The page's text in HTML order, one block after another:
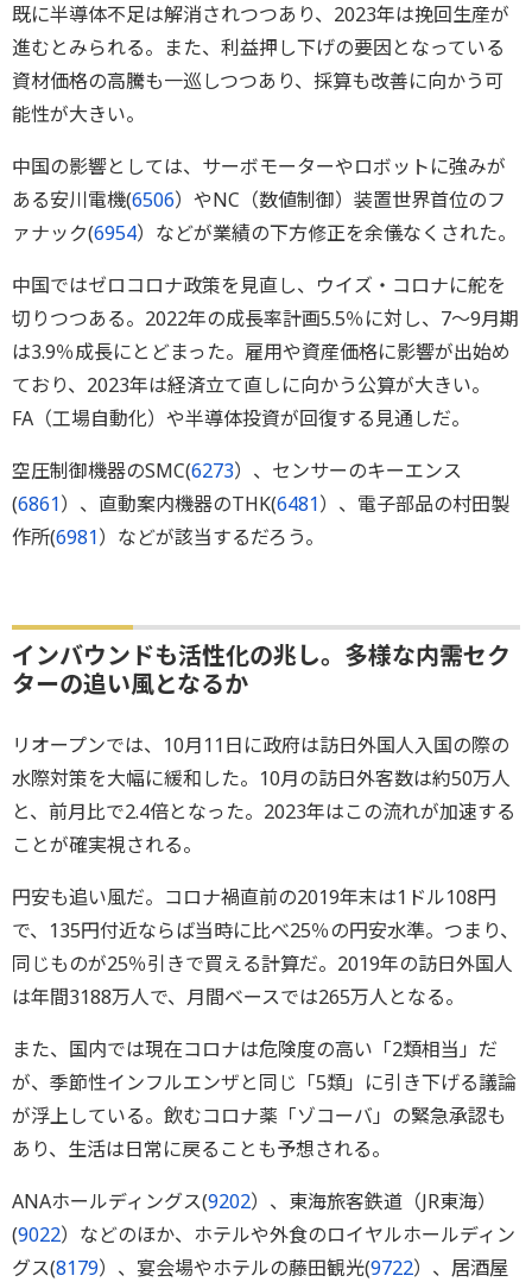
既に半導体不足は解消されつつあり、2023年は挽回生産が
進むとみられる。また、利益押し下げの要因となっている
資材価格の高騰も一巡しつつあり、採算も改善に向かう可
能性が大きい。
中国の影響としては、サーボモーターやロボットに強みが
ある安川電機(6506）やNC（数値制御）装置世界首位のフ
ァナック(6954）などが業績の下方修正を余儀なくされた。
中国ではゼロコロナ政策を見直し、ウイズ・コロナに舵を
切りつつある。2022年の成長率計画5.5％に対し、7～9月期
は3.9％成長にとどまった。雇用や資産価格に影響が出始め
ており、2023年は経済立て直しに向かう公算が大きい。
FA（工場自動化）や半導体投資が回復する見通しだ。
空圧制御機器のSMC(6273）、センサーのキーエンス
(6861）、直動案内機器のTHK(6481）、電子部品の村田製
作所(6981）などが該当するだろう。
インバウンドも活性化の兆し。多様な内需セク
ターの追い風となるか
リオープンでは、10月11日に政府は訪日外国人入国の際の
水際対策を大幅に緩和した。10月の訪日外客数は約50万人
と、前月比で2.4倍となった。2023年はこの流れが加速する
ことが確実視される。
円安も追い風だ。コロナ禍直前の2019年末は1ドル108円
で、135円付近ならば当時に比べ25％の円安水準。つまり、
同じものが25％引きで買える計算だ。2019年の訪日外国人
は年間3188万人で、月間ベースでは265万人となる。
また、国内では現在コロナは危険度の高い「2類相当」だ
が、季節性インフルエンザと同じ「5類」に引き下げる議論
が浮上している。飲むコロナ薬「ゾコーバ」の緊急承認も
あり、生活は日常に戻ることも予想される。
ANAホールディングス(9202）、東海旅客鉄道（JR東海）
(9022）などのほか、ホテルや外食のロイヤルホールディン
グス(8179）、宴会場やホテルの藤田観光(9722）、居酒屋